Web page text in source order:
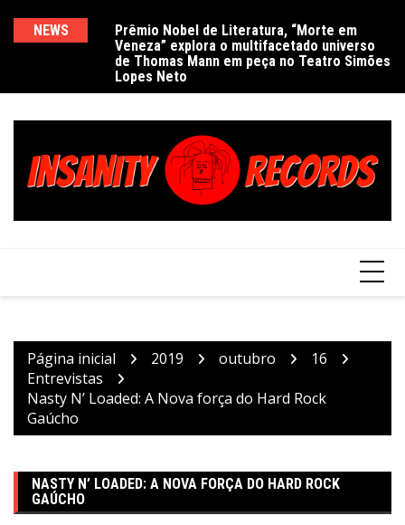
NEWS
Prêmio Nobel de Literatura, “Morte em
Veneza” explora o multifacetado universo
de Thomas Mann em peça no Teatro Simões
Lopes Neto
Página inicial 2019 outubro
16
Entrevistas
Nasty N’ Loaded: A Nova força do Hard Rock
Gaúcho
NASTY N’ LOADED: A NOVA FORÇA DO HARD ROCK
GAÚCHO